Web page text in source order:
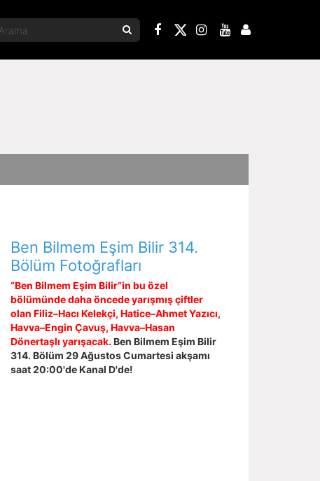
Ben Bilmem Eşim Bilir 314.
Bölüm Fotoğrafları
“Ben Bilmem Eşim Bilir”in bu özel
bölümünde daha öncede yarışmış çiftler
olan Filiz–Hacı Kelekçi, Hatice–Ahmet Yazıcı,
Havva–Engin Çavuş, Havva–Hasan
Dönertaşlı yarışacak.Ben Bilmem Eşim Bilir
314. Bölüm 29 Ağustos Cumartesi akşamı
saat 20:00'de Kanal D'de!